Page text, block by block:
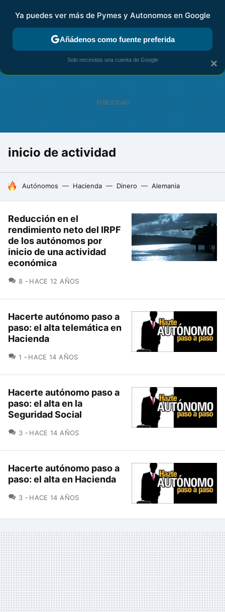
FISCALIDAD Y CONTABILIDAD KIT DIGITAL RENTA
inicio de actividad
HOY SE HABLA DE
Autónomos Hacienda Dinero Alemania
Reducción en el
rendimiento neto del IRPF
de los autónomos por
inicio de una actividad
económica
8 COMENTARIOS
HACE 12 AÑOS
Hacerte autónomo paso a
paso: el alta telemática en
Hacienda
1 COMENTARIOS
HACE 14 AÑOS
Hacerte autónomo paso a
paso: el alta en la
Seguridad Social
3 COMENTARIOS
HACE 14 AÑOS
Hacerte autónomo paso a
paso: el alta en Hacienda
3 COMENTARIOS
HACE 14 AÑOS
×
Ya puedes ver más de Pymes y Autonomos en Google
Añádenos como fuente preferida
Solo necesitas una cuenta de Google